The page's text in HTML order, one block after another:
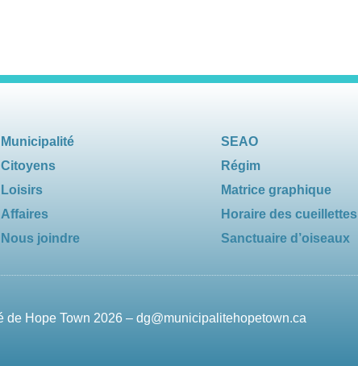
Municipalité
Citoyens
Loisirs
Affaires
Nous joindre
SEAO
Régim
Matrice graphique
Horaire des cueillettes
Sanctuaire d’oiseaux
de Hope Town 2026 – dg@municipalitehopetown.ca